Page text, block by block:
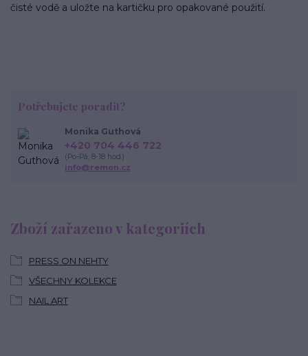
čisté vodě a uložte na kartičku pro opakované použití.
Zboží zařazeno v kategoriích
PRESS ON NEHTY
VŠECHNY KOLEKCE
NAIL ART
Potřebujete poradit?
Monika Guthová
+420 704 446 722
(Po-Pá, 8-18 hod.)
info@remon.cz